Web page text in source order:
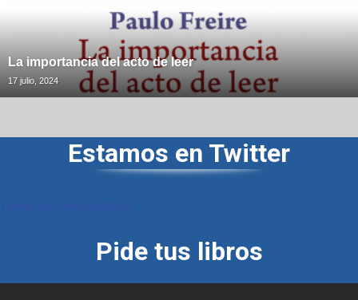
La importancia del acto de leer
17 julio, 2024
Estamos en Twitter
Pide tus libros